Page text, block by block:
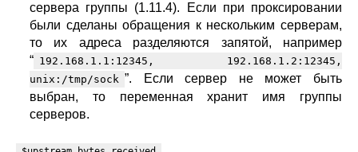
сервера группы (1.11.4). Если при проксировании
были сделаны обращения к нескольким серверам,
то их адреса разделяются запятой, например
“ 192.168.1.1:12345, 192.168.1.2:12345,
unix:/tmp/sock ”. Если сервер не может быть
выбран, то переменная хранит имя группы
серверов.